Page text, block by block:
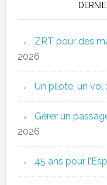
ZRT pour des
2026
Un pilote, un vol
Gérer un
2026
45 ans pour